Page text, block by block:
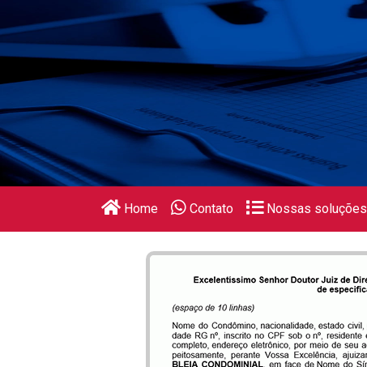
Home Contato Nossas soluções